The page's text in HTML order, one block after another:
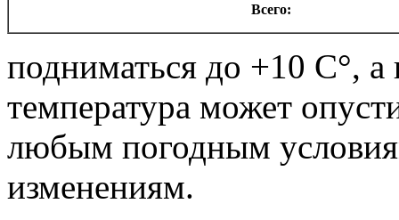
Всего:
подниматься до +10 C°,
температура может
любым погодным
изменениям.